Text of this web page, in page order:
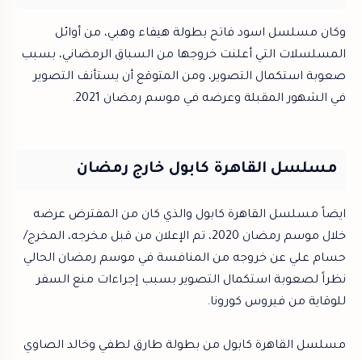
وكان مسلسل اسود فاتح بطولة هيفاء وهبي، من أوائل
المسلسلات التي أعلنت خروجها من السباق الرمضاني، بسبب
صعوبة استكمال التصوير، ومن المتوقع أن يستأنف التصوير
في الشهور المقبلة وعرضه في موسم رمضان 2021.
مسلسل القاهرة كابول خارج رمضان
ايضاً مسلسل القاهرة كابول والذي كان من المفترض عرضه
خلال موسم رمضان 2020، تم الإعلان من قبل مخرجه، المخرج/
حسام علي عن خروجه من المنافسة في موسم رمضان الحالي
نظراً لصعوبة استكمال التصوير بسبب إجراءات منع السفر
للوقاية من فيروس كورونا.
مسلسل القاهرة كابول من بطولة طارق لطفي وخالد الصاوي